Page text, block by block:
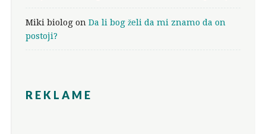
Miki biologon Da li bog želi da mi znamo da on
postoji?
REKLAME